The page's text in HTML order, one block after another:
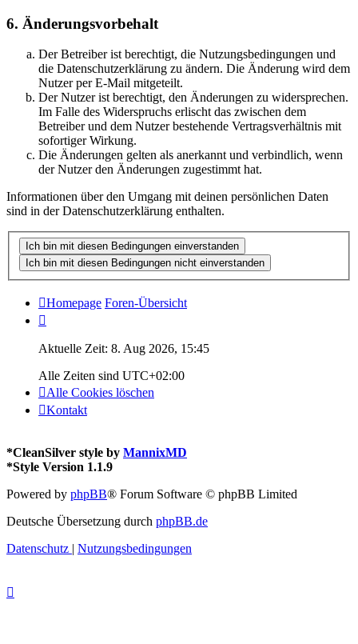
6. Änderungsvorbehalt
Der Betreiber ist berechtigt, die Nutzungsbedingungen und
die Datenschutzerklärung zu ändern. Die Änderung wird dem
Nutzer per E-Mail mitgeteilt.
Der Nutzer ist berechtigt, den Änderungen zu widersprechen.
Im Falle des Widerspruchs erlischt das zwischen dem
Betreiber und dem Nutzer bestehende Vertragsverhältnis mit
sofortiger Wirkung.
Die Änderungen gelten als anerkannt und verbindlich, wenn
der Nutzer den Änderungen zugestimmt hat.
Informationen über den Umgang mit deinen persönlichen Daten
sind in der Datenschutzerklärung enthalten.
Homepage Foren-Übersicht
Aktuelle Zeit: 8. Aug 2026, 15:45
Alle Zeiten sind UTC+02:00
Alle Cookies löschen
Kontakt
*CleanSilver style by MannixMD
*Style Version 1.1.9
Powered by phpBB® Forum Software © phpBB Limited
Deutsche Übersetzung durch phpBB.de
Datenschutz | Nutzungsbedingungen